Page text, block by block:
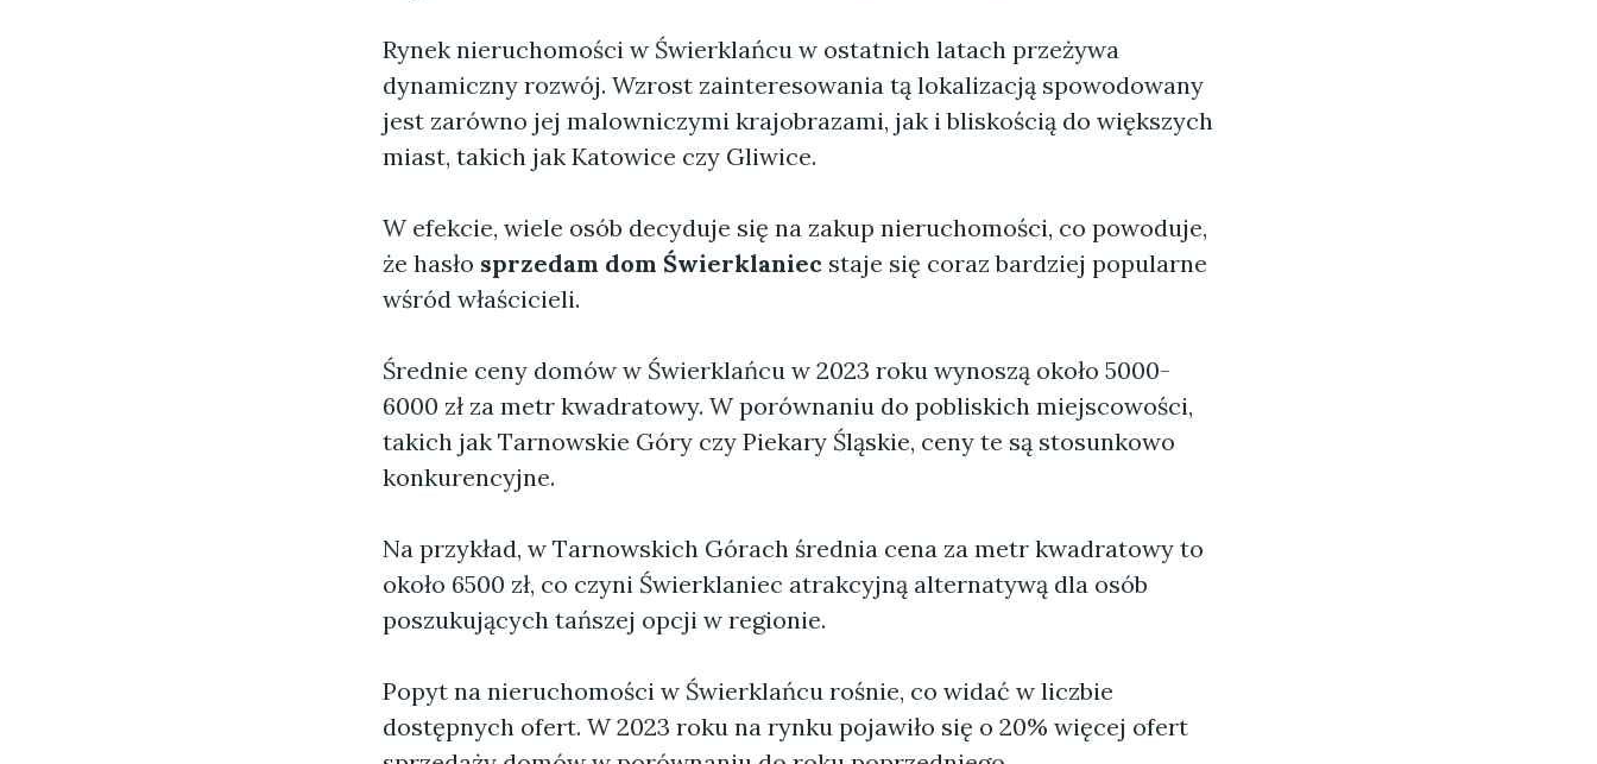
Rynek nieruchomości w Świerklańcu w ostatnich latach przeżywa
dynamiczny rozwój. Wzrost zainteresowania tą lokalizacją spowodowany
jest zarówno jej malowniczymi krajobrazami, jak i bliskością do większych
miast, takich jak Katowice czy Gliwice.
W efekcie, wiele osób decyduje się na zakup nieruchomości, co powoduje,
że hasło sprzedam dom Świerklaniec staje się coraz bardziej popularne
wśród właścicieli.
Średnie ceny domów w Świerklańcu w 2023 roku wynoszą około 5000-
6000 zł za metr kwadratowy. W porównaniu do pobliskich miejscowości,
takich jak Tarnowskie Góry czy Piekary Śląskie, ceny te są stosunkowo
konkurencyjne.
Na przykład, w Tarnowskich Górach średnia cena za metr kwadratowy to
około 6500 zł, co czyni Świerklaniec atrakcyjną alternatywą dla osób
poszukujących tańszej opcji w regionie.
Popyt na nieruchomości w Świerklańcu rośnie, co widać w liczbie
dostępnych ofert. W 2023 roku na rynku pojawiło się o 20% więcej ofert